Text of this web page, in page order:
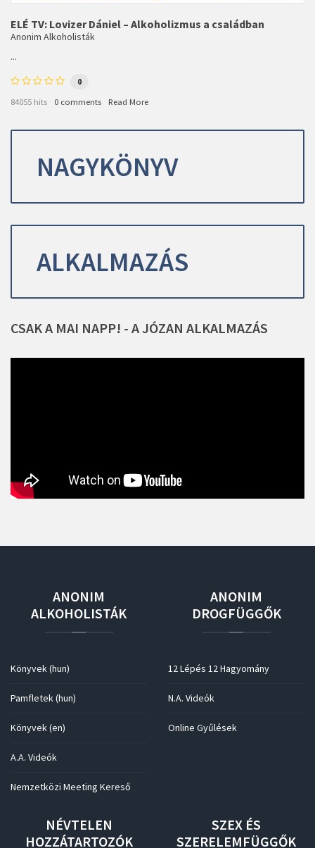
ELÉ TV: Lovizer Dániel – Alkoholizmus a családban
Anonim Alkoholisták
...
0
84055 hits 0 comments Read More
NAGYKÖNYV
ALKALMAZÁS
CSAKA MAI NAPP! - A JÓZAN ALKALMAZÁS
ANONIM
ALKOHOLISTÁK
Könyvek (hun)
Pamfletek (hun)
Könyvek (en)
A.A. Videók
Nemzetközi Meeting Kereső
ANONIM
DROGFÜGGŐK
12 Lépés 12 Hagyomány
N.A. Videók
Online Gyűlések
NÉVTELEN
HOZZÁTARTOZÓK
SZEX ÉS
SZERELEMFÜGGŐK